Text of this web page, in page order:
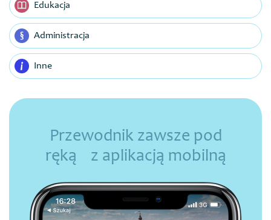
Edukacja
Administracja
Inne
Przewodnik zawsze pod
ręką z aplikacją mobilną